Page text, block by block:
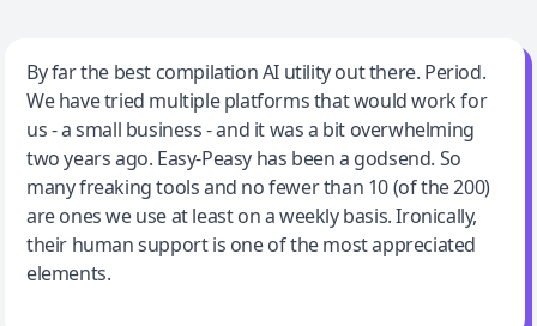
Jeff Wilson
By far the best compilation AI utility
By far the best compilation AI utility out there. Period.
We have tried multiple platforms that would work for
us - a small business - and it was a bit overwhelming
two years ago. Easy-Peasy has been a godsend. So
many freaking tools and no fewer than 10 (of the 200)
are ones we use at least on a weekly basis. Ironically,
their human support is one of the most appreciated
elements.